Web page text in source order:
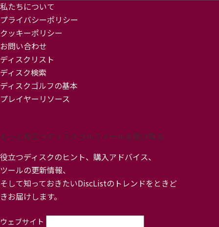
私たちについて
プライバシーポリシー
クッキーポリシー
お問い合わせ
ディスクリスト
ディスク検索
ディスクゴルフの基本
プレイヤーリソース
もっと役立つディスクゴルフメールを受け取る
役立つディスクのヒント、購入アドバイス、
ツールの更新情報、
そして知っておきたいDiscListのトレンドをときど
きお届けします。
ウェブサイト